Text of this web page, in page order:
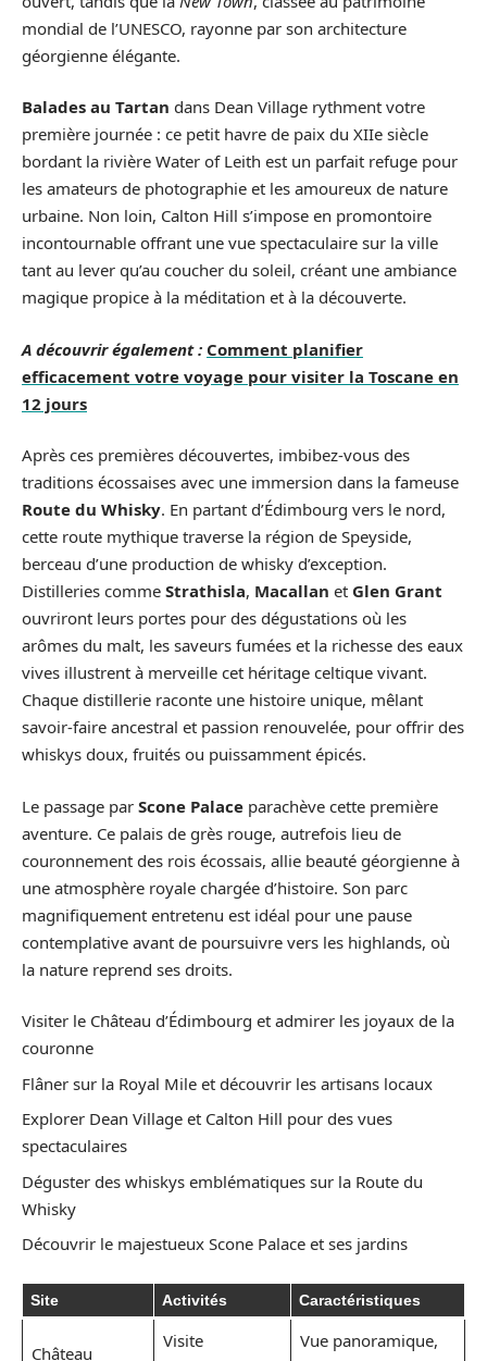
mondial de l’UNESCO, rayonne par son architecture
géorgienne élégante.
Balades au Tartan dans Dean Village rythment votre
première journée : ce petit havre de paix du XIIe siècle
bordant la rivière Water of Leith est un parfait refuge pour
les amateurs de photographie et les amoureux de nature
urbaine. Non loin, Calton Hill s’impose en promontoire
incontournable offrant une vue spectaculaire sur la ville
tant au lever qu’au coucher du soleil, créant une ambiance
magique propice à la méditation et à la découverte.
A découvrir également : Comment planifier
efficacement votre voyage pour visiter la Toscane en
12 jours
Après ces premières découvertes, imbibez-vous des
traditions écossaises avec une immersion dans la fameuse
Route du Whisky. En partant d’Édimbourg vers le nord,
cette route mythique traverse la région de Speyside,
berceau d’une production de whisky d’exception.
Distilleries comme Strathisla, Macallan et Glen Grant
ouvriront leurs portes pour des dégustations où les
arômes du malt, les saveurs fumées et la richesse des eaux
vives illustrent à merveille cet héritage celtique vivant.
Chaque distillerie raconte une histoire unique, mêlant
savoir-faire ancestral et passion renouvelée, pour offrir des
whiskys doux, fruités ou puissamment épicés.
Le passage par Scone Palace parachève cette première
aventure. Ce palais de grès rouge, autrefois lieu de
couronnement des rois écossais, allie beauté géorgienne à
une atmosphère royale chargée d’histoire. Son parc
magnifiquement entretenu est idéal pour une pause
contemplative avant de poursuivre vers les highlands, où
la nature reprend ses droits.
Visiter le Château d’Édimbourg et admirer les joyaux de la
couronne
Flâner sur la Royal Mile et découvrir les artisans locaux
Explorer Dean Village et Calton Hill pour des vues
spectaculaires
Déguster des whiskys emblématiques sur la Route du
Whisky
Découvrir le majestueux Scone Palace et ses jardins
Site Activités Caractéristiques
Château
Visite
Vue panoramique,